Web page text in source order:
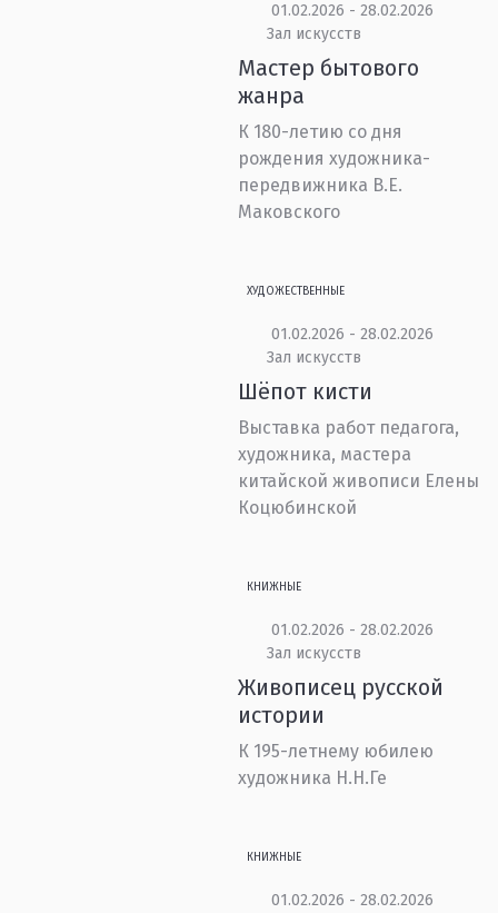
01.02.2026 - 28.02.2026
Зал искусств
Мастер бытового
жанра
К 180-летию со дня
рождения художника-
передвижника В.Е.
Маковского
ХУДОЖЕСТВЕННЫЕ
01.02.2026 - 28.02.2026
Зал искусств
Шёпот кисти
Выставка работ педагога,
художника, мастера
китайской живописи Елены
Коцюбинской
КНИЖНЫЕ
01.02.2026 - 28.02.2026
Зал искусств
Живописец русской
истории
К 195-летнему юбилею
художника Н.Н.Ге
КНИЖНЫЕ
01.02.2026 - 28.02.2026